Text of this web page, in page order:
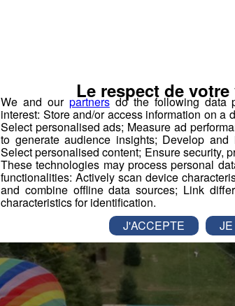
We and our partnersdo the following data
interest: Store and/or access information on
Select personalised ads; Measure ad
to generate audience insights; Develop
Select personalised content; Ensure security,
These technologies may process personal
functionalities: Actively scan device
and combine offline data sources; Link
characteristics for identification.
Le respect de
J'ACCEPTE